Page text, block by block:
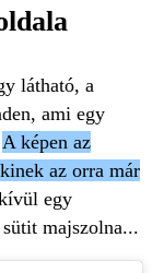
látható, a
ami egy
A képen az
az orra már
egy
majszolna...